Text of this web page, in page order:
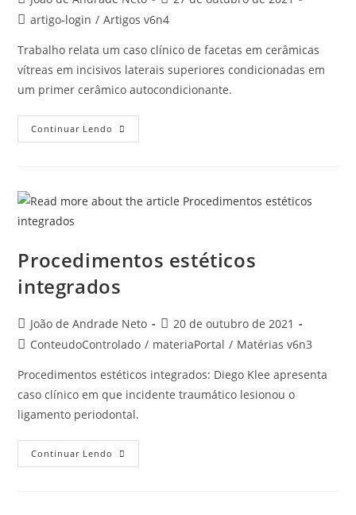
artigo-login / Artigos v6n4
Trabalho relata um caso clínico de facetas em cerâmicas
vítreas em incisivos laterais superiores condicionadas em
um primer cerâmico autocondicionante.
Continuar Lendo
Procedimentos estéticos
integrados
João de Andrade Neto
20 de outubro de 2021
ConteudoControlado / materiaPortal / Matérias v6n3
Procedimentos estéticos integrados: Diego Klee apresenta
caso clínico em que incidente traumático lesionou o
ligamento periodontal.
Continuar Lendo